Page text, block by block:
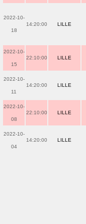
2022-10-
18
14:20:00 LILLE
2022-10-
15
22:10:00 LILLE
2022-10-
11
14:20:00 LILLE
2022-10-
08
22:10:00 LILLE
2022-10-
04
14:20:00 LILLE